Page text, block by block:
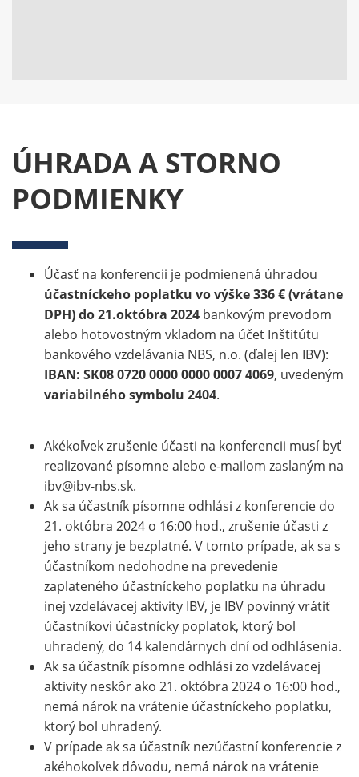
ÚHRADA A STORNO
PODMIENKY
Účasť na konferencii je podmienená úhradou
účastníckeho poplatku vo výške 336 € (vrátane
DPH) do 21.októbra 2024 bankovým prevodom
alebo hotovostným vkladom na účet Inštitútu
bankového vzdelávania NBS, n.o. (ďalej len IBV):
IBAN: SK08 0720 0000 0000 0007 4069, uvedeným
variabilného symbolu 2404.
Akékoľvek zrušenie účasti na konferencii musí byť
realizované písomne alebo e-mailom zaslaným na
ibv@ibv-nbs.sk.
Ak sa účastník písomne odhlási z konferencie do
21. októbra 2024 o 16:00 hod., zrušenie účasti z
jeho strany je bezplatné. V tomto prípade, ak sa s
účastníkom nedohodne na prevedenie
zaplateného účastníckeho poplatku na úhradu
inej vzdelávacej aktivity IBV, je IBV povinný vrátiť
účastníkovi účastnícky poplatok, ktorý bol
uhradený, do 14 kalendárnych dní od odhlásenia.
Ak sa účastník písomne odhlási zo vzdelávacej
aktivity neskôr ako 21. októbra 2024 o 16:00 hod.,
nemá nárok na vrátenie účastníckeho poplatku,
ktorý bol uhradený.
V prípade ak sa účastník nezúčastní konferencie z
akéhokoľvek dôvodu, nemá nárok na vrátenie